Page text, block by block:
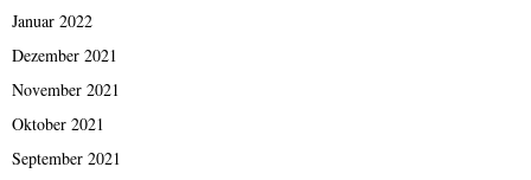
Januar 2022
Dezember 2021
November 2021
Oktober 2021
September 2021